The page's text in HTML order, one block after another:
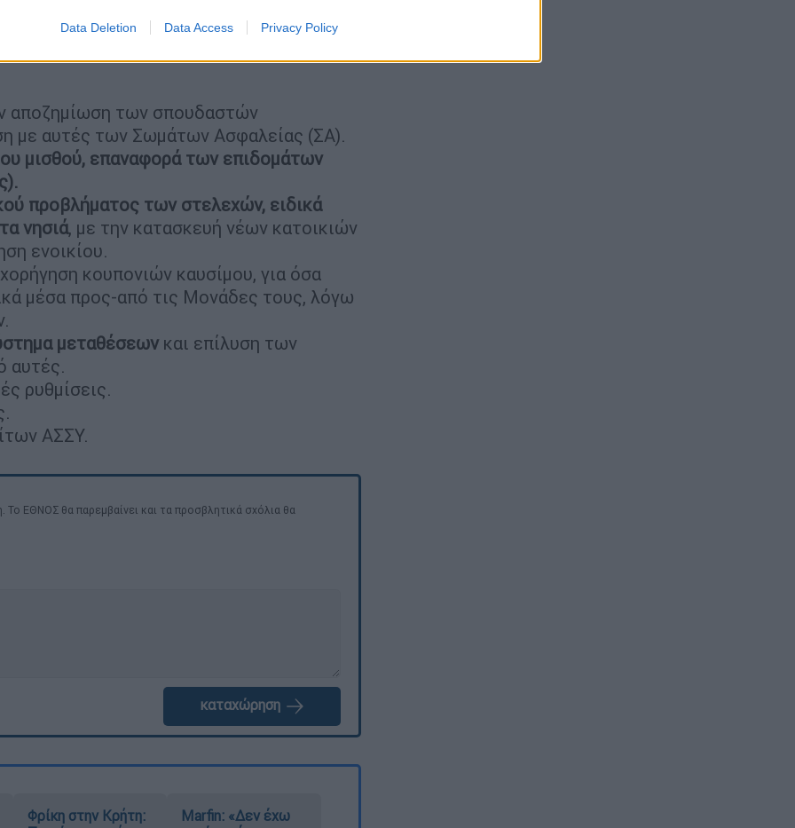
Data Deletion Data Access Privacy Policy
οι απόφοιτοι ΑΣΣΥ αποτελούν την
αποζημίωση των σπουδαστών
με αυτές των Σωμάτων Ασφαλείας (ΣΑ).
μισθού, επαναφορά των επιδομάτων
προβλήματος των στελεχών, ειδικά
νησιά, με την κατασκευή νέων κατοικιών
ενοικίου.
κουπονιών καυσίμου, για όσα
μέσα προς-από τις Μονάδες τους, λόγω
μεταθέσεων και επίλυση των
αυτές.
ρυθμίσεις.
ΑΣΣΥ.
ΕΘΝΟΣ θα παρεμβαίνει και τα προσβλητικά σχόλια θα
καταχώρηση
Φρίκη στην Κρήτη:
Marfin: «Δεν έχω